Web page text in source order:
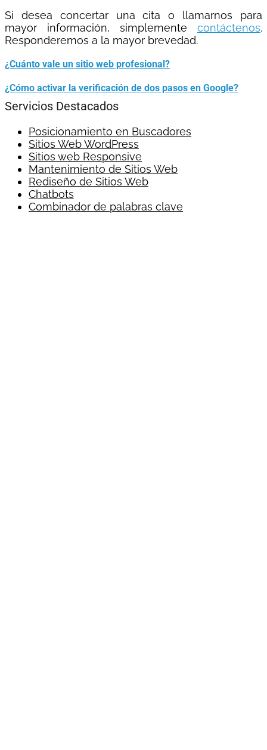
Si desea concertar una cita o llamarnos para
mayor información, simplemente contáctenos.
Responderemos a la mayor brevedad.
¿Cuánto vale un sitio web profesional?
¿Cómo activar la verificación de dos pasos en Google?
Servicios Destacados
Posicionamiento en Buscadores
Sitios Web WordPress
Sitios web Responsive
Mantenimiento de Sitios Web
Rediseño de Sitios Web
Chatbots
Combinador de palabras clave